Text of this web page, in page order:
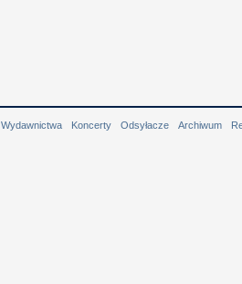
Wydawnictwa Koncerty Odsyłacze Archiwum